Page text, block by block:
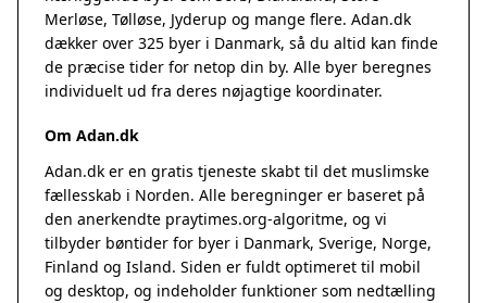
Merløse, Tølløse, Jyderup og mange flere. Adan.dk
dækker over 325 byer i Danmark, så du altid kan finde
de præcise tider for netop din by. Alle byer beregnes
individuelt ud fra deres nøjagtige koordinater.
Om Adan.dk
Adan.dk er en gratis tjeneste skabt til det muslimske
fællesskab i Norden. Alle beregninger er baseret på
den anerkendte praytimes.org-algoritme, og vi
tilbyder bøntider for byer i Danmark, Sverige, Norge,
Finland og Island. Siden er fuldt optimeret til mobil
og desktop, og indeholder funktioner som nedtælling